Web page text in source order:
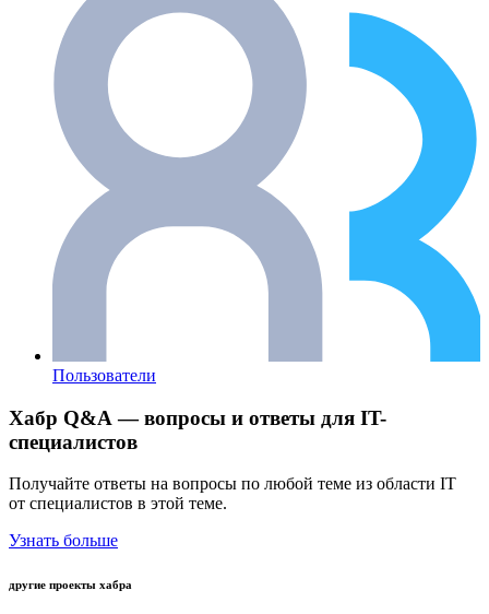
Пользователи
Хабр Q&A — вопросы и ответы для IT-
специалистов
Получайте ответы на вопросы по любой теме из области IT
от специалистов в этой теме.
Узнать больше
другие проекты хабра